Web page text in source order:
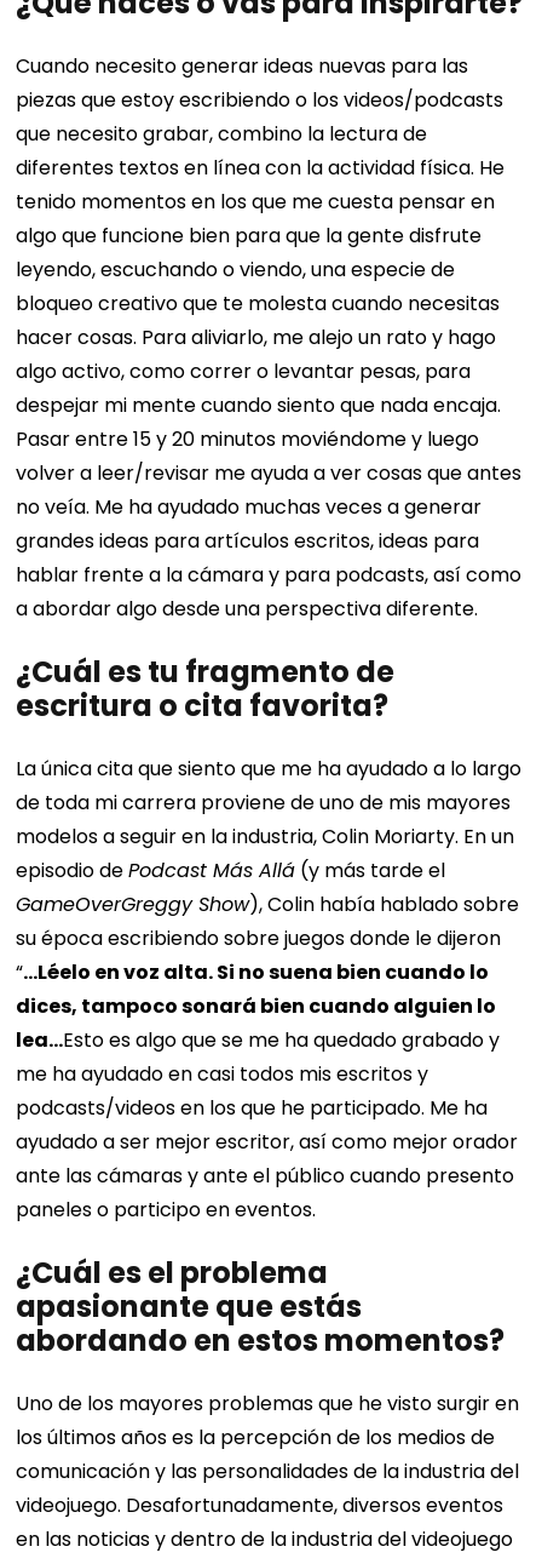
Cuando necesito generar ideas nuevas para las
piezas que estoy escribiendo o los videos/podcasts
que necesito grabar, combino la lectura de
diferentes textos en línea con la actividad física. He
tenido momentos en los que me cuesta pensar en
algo que funcione bien para que la gente disfrute
leyendo, escuchando o viendo, una especie de
bloqueo creativo que te molesta cuando necesitas
hacer cosas. Para aliviarlo, me alejo un rato y hago
algo activo, como correr o levantar pesas, para
despejar mi mente cuando siento que nada encaja.
Pasar entre 15 y 20 minutos moviéndome y luego
volver a leer/revisar me ayuda a ver cosas que antes
no veía. Me ha ayudado muchas veces a generar
grandes ideas para artículos escritos, ideas para
hablar frente a la cámara y para podcasts, así como
a abordar algo desde una perspectiva diferente.
¿Cuál es tu fragmento de
escritura o cita favorita?
La única cita que siento que me ha ayudado a lo largo
de toda mi carrera proviene de uno de mis mayores
modelos a seguir en la industria, Colin Moriarty. En un
episodio dePodcast Más Allá (y más tarde el
GameOverGreggy Show), Colin había hablado sobre
su época escribiendo sobre juegos donde le dijeron
“…Léelo en voz alta. Si no suena bien cuando lo
dices, tampoco sonará bien cuando alguien lo
lea…Esto es algo que se me ha quedado grabado y
me ha ayudado en casi todos mis escritos y
podcasts/videos en los que he participado. Me ha
ayudado a ser mejor escritor, así como mejor orador
ante las cámaras y ante el público cuando presento
paneles o participo en eventos.
¿Cuál es el problema
apasionante que estás
abordando en estos momentos?
Uno de los mayores problemas que he visto surgir en
los últimos años es la percepción de los medios de
comunicación y las personalidades de la industria del
videojuego. Desafortunadamente, diversos eventos
en las noticias y dentro de la industria del videojuego